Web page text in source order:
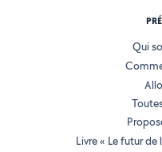
Qui
Livre « Le futur